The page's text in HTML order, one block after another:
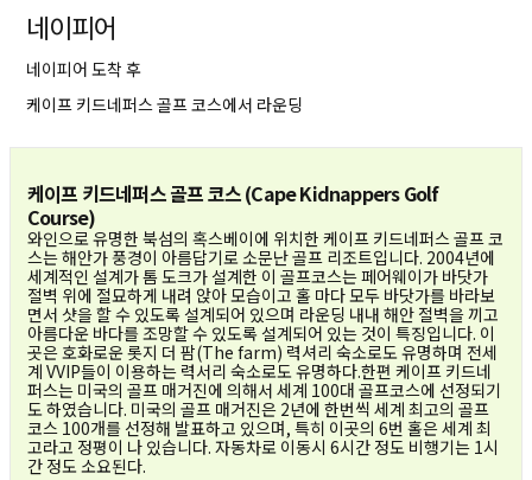
네이피어
네이피어 도착 후
케이프 키드네퍼스 골프 코스에서 라운딩
케이프 키드네퍼스 골프 코스 (Cape Kidnappers Golf
Course)
와인으로 유명한 북섬의 혹스베이에 위치한 케이프 키드네퍼스 골프 코
스는 해안가 풍경이 아름답기로 소문난 골프 리조트입니다. 2004년에
세계적인 설계가 톰 도크가 설계한 이 골프코스는 페어웨이가 바닷가
절벽 위에 절묘하게 내려 앉아 모습이고 홀 마다 모두 바닷가를 바라보
면서 샷을 할 수 있도록 설계되어 있으며 라운딩 내내 해안 절벽을 끼고
아름다운 바다를 조망할 수 있도록 설계되어 있는 것이 특징입니다. 이
곳은 호화로운 롯지 더 팜(The farm) 력셔리 숙소로도 유명하며 전세
계 VVIP들이 이용하는 력서리 숙소로도 유명하다.한편 케이프 키드네
퍼스는 미국의 골프 매거진에 의해서 세계 100대 골프코스에 선정되기
도 하였습니다. 미국의 골프 매거진은 2년에 한번씩 세계 최고의 골프
코스 100개를 선정해 발표하고 있으며, 특히 이곳의 6번 홀은 세계 최
고라고 정평이 나 있습니다. 자동차로 이동시 6시간 정도 비행기는 1시
간 정도 소요된다.